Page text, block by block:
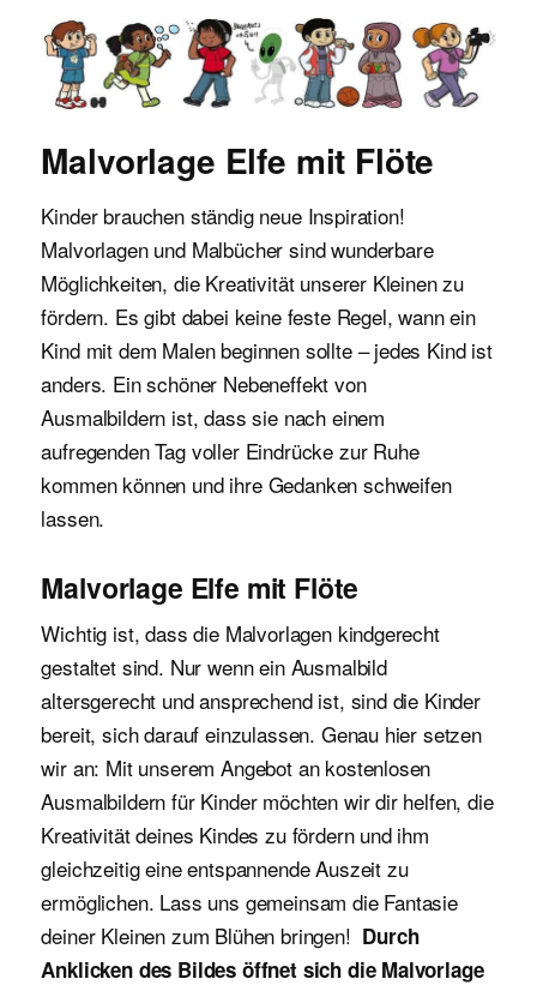
Malvorlagen für Kinder
Malvorlage Elfe mit Flöte
Kinder brauchen ständig neue Inspiration!
Malvorlagen und Malbücher sind wunderbare
Möglichkeiten, die Kreativität unserer Kleinen zu
fördern. Es gibt dabei keine feste Regel, wann ein
Kind mit dem Malen beginnen sollte – jedes Kind ist
anders. Ein schöner Nebeneffekt von
Ausmalbildern ist, dass sie nach einem
aufregenden Tag voller Eindrücke zur Ruhe
kommen können und ihre Gedanken schweifen
lassen.
Malvorlage Elfe mit Flöte
Wichtig ist, dass die Malvorlagen kindgerecht
gestaltet sind. Nur wenn ein Ausmalbild
altersgerecht und ansprechend ist, sind die Kinder
bereit, sich darauf einzulassen. Genau hier setzen
wir an: Mit unserem Angebot an kostenlosen
Ausmalbildern für Kinder möchten wir dir helfen, die
Kreativität deines Kindes zu fördern und ihm
gleichzeitig eine entspannende Auszeit zu
ermöglichen. Lass uns gemeinsam die Fantasie
deiner Kleinen zum Blühen bringen! Durch
Anklicken des Bildes öffnet sich die Malvorlage